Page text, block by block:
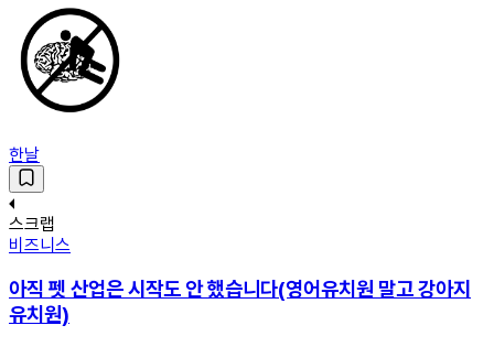
한날
스크랩
비즈니스
아직 펫 산업은 시작도 안 했습니다(영어유치원 말고 강아지
유치원)